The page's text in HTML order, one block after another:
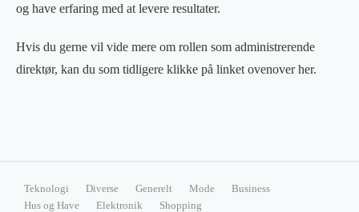
og have erfaring med at levere resultater.
Hvis du gerne vil vide mere om rollen som administrerende
direktør, kan du som tidligere klikke på linket ovenover her.
Teknologi Diverse Generelt Mode
Business
Hus og Have
Elektronik Shopping